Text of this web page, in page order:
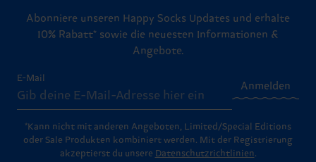
Abonniere unseren Happy Socks Updates und erhalte
10% Rabatt* sowie die neuesten Informationen &
Angebote.
E-Mail
Anmelden
*Kann nicht mit anderen Angeboten, Limited/Special Editions
oder Sale Produkten kombiniert werden. Mit der Registrierung
akzeptierst du unsere Datenschutzrichtlinien.